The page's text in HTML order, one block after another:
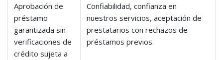
Aprobación de
préstamo
garantizada sin
verificaciones de
crédito sujeta a
Confiabilidad, confianza en
nuestros servicios, aceptación de
prestatarios con rechazos de
préstamos previos.